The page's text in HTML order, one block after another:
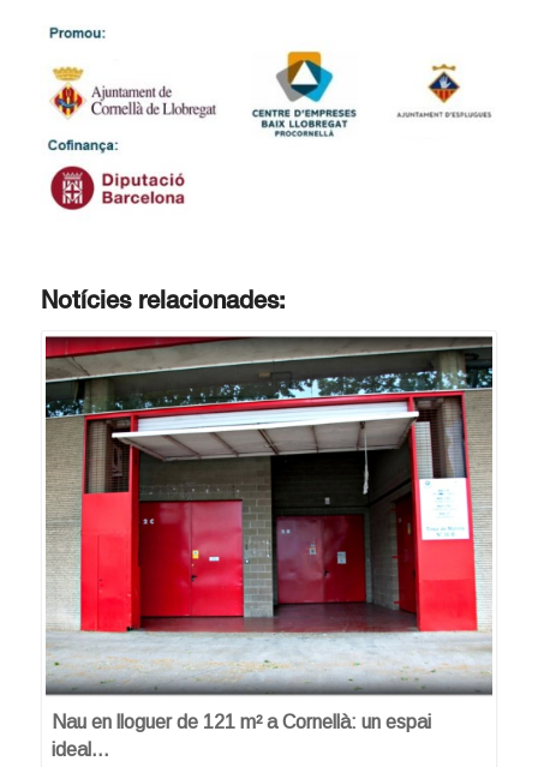
Notícies relacionades:
Nau en lloguer de 121 m² a Cornellà: un espai
ideal…